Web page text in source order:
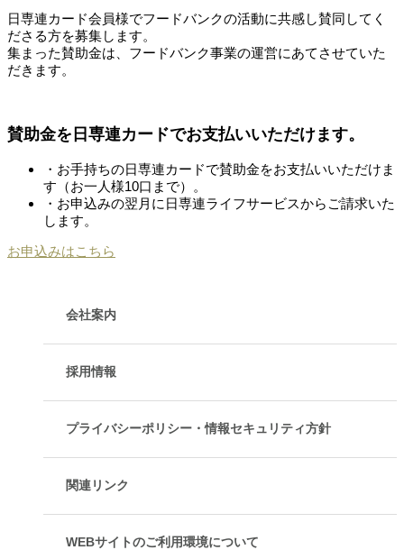
日専連カード会員様でフードバンクの活動に共感し賛同してく
ださる方を募集します。
集まった賛助金は、フードバンク事業の運営にあてさせていた
だきます。
賛助金を日専連カードでお支払いいただけます。
・お手持ちの日専連カードで賛助金をお支払いいただけま
す（お一人様10口まで）。
・お申込みの翌月に日専連ライフサービスからご請求いた
します。
お申込みはこちら
会社案内
採用情報
プライバシーポリシー・情報セキュリティ方針
関連リンク
WEBサイトのご利用環境について